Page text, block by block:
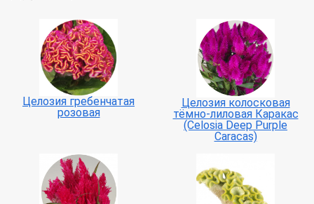
Целозия гребенчатая
розовая
Целозия колосковая
тёмно-лиловая Каракас
(Celosia Deep Purple
Caracas)